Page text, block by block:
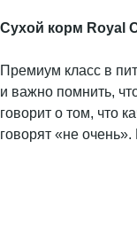
Сухой корм Royal
Премиум класс в
и важно помнить,
говорит о том, что
говорят «не